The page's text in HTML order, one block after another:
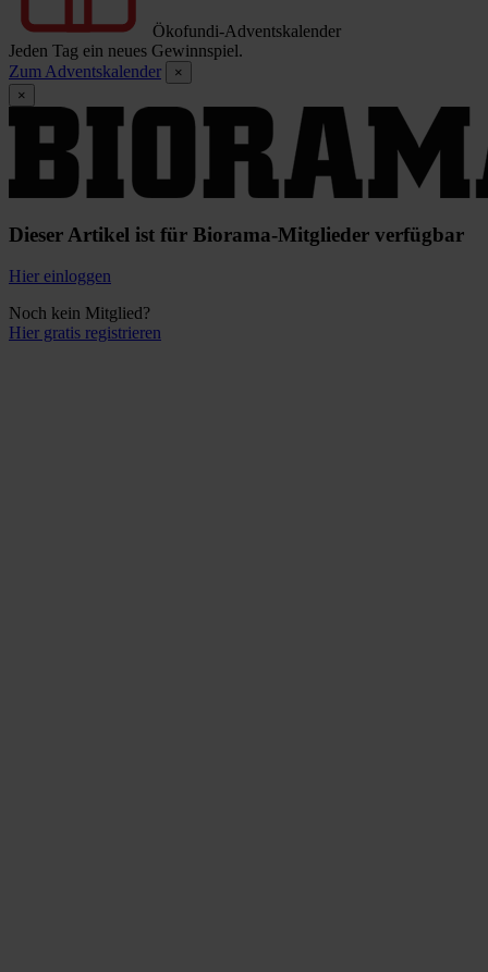
Ökofundi-Adventskalender
Jeden Tag ein neues Gewinnspiel.
Zum Adventskalender
×
×
Dieser Artikel ist für Biorama-Mitglieder verfügbar
Hier einloggen
Noch kein Mitglied?
Hier gratis registrieren